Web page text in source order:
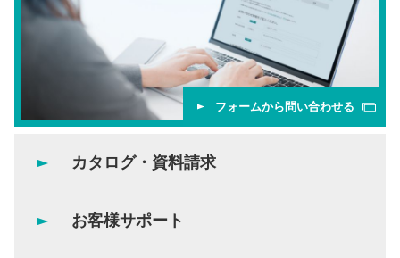
フォームから問い合わせる
カタログ・資料請求
お客様サポート